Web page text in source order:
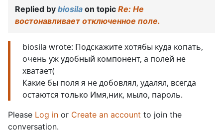
Replied by biosila on topic Re: Не
востонавливает отключенное поле.
biosila wrote: Подскажите хотябы куда копать,
очень уж удобный компонент, а полей не
хватает(
Какие бы поля я не добовлял, удалял, всегда
остаются только Имя,ник, мыло, пароль.
Please Log in or Create an account to join the
conversation.